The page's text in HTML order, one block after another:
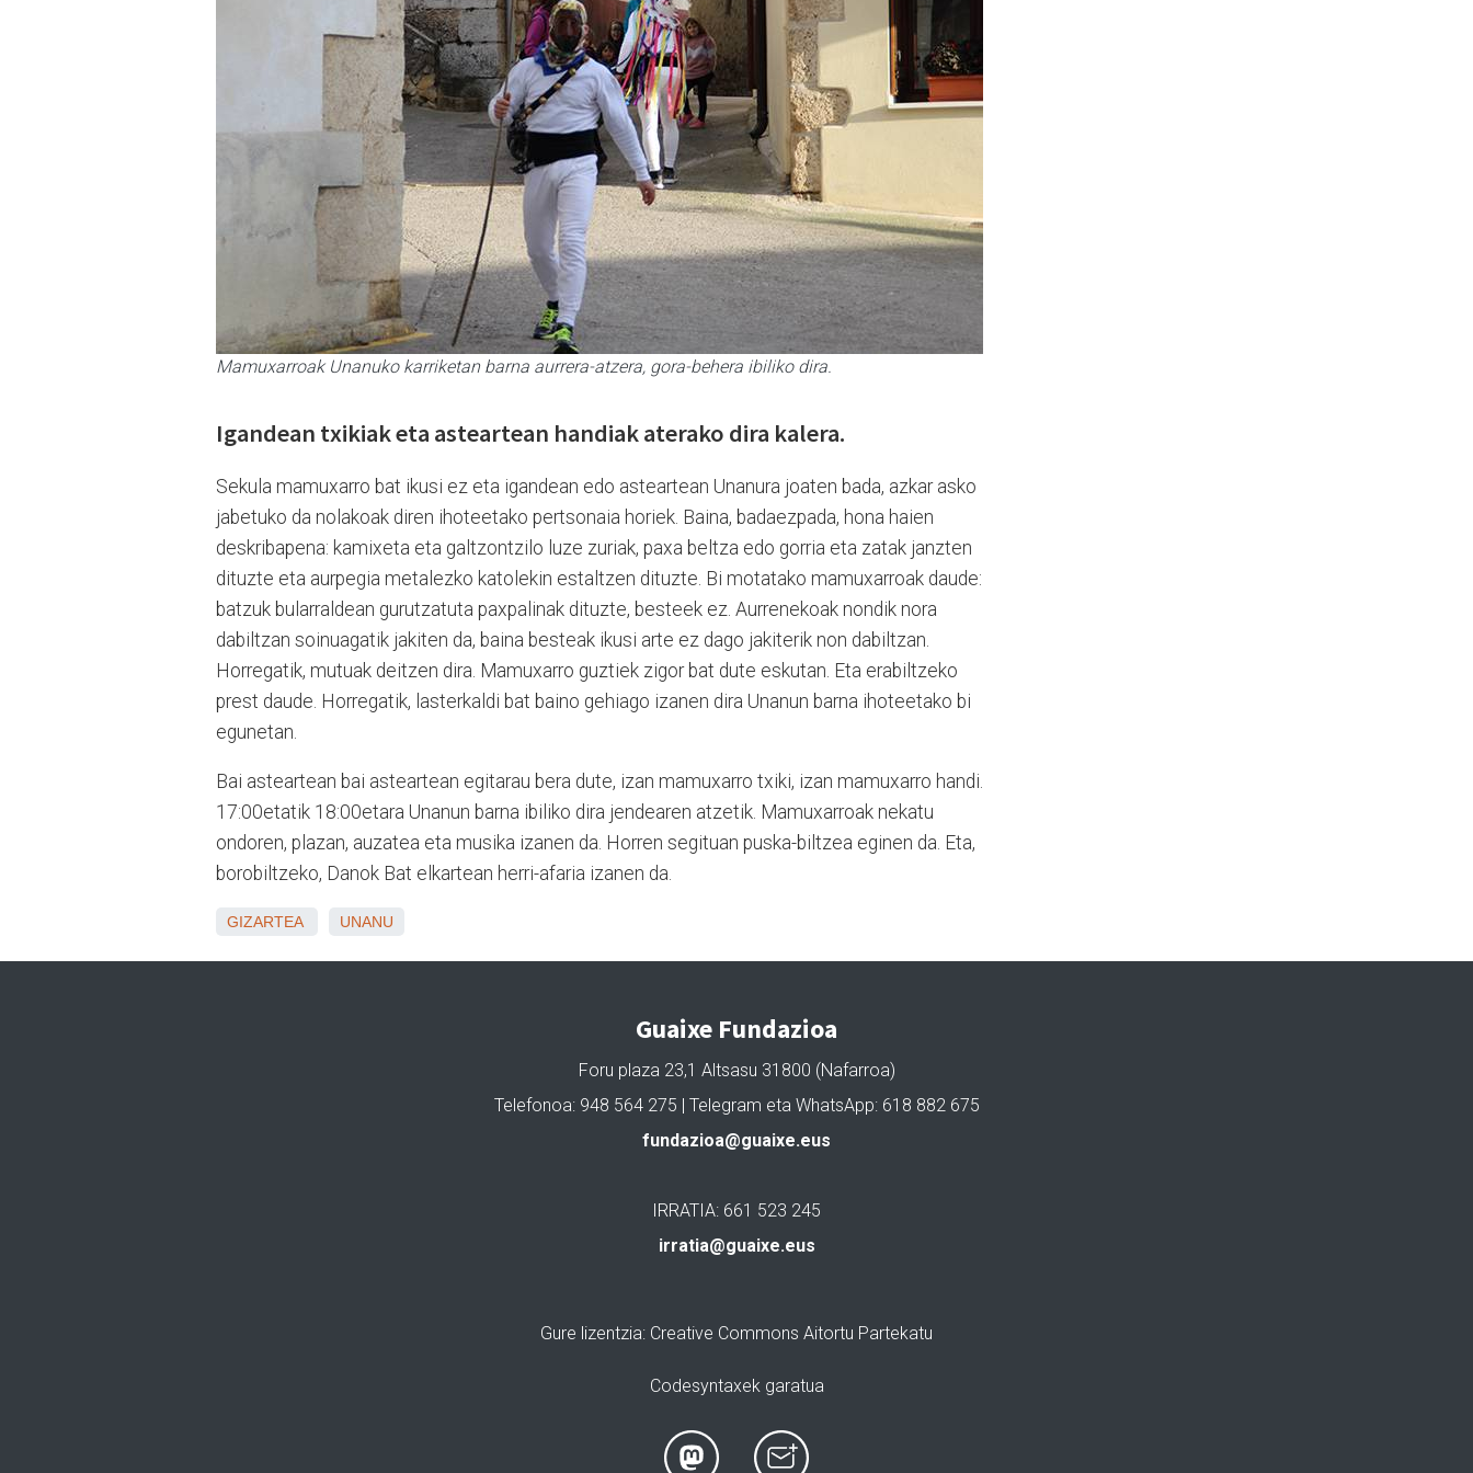
Mamuxarroak Unanuko karriketan barna aurrera-atzera, gora-behera ibiliko dira.
Igandean txikiak eta asteartean handiak aterako dira kalera.
Sekula mamuxarro bat ikusi ez eta igandean edo asteartean Unanura joaten bada, azkar asko
jabetuko da nolakoak diren ihoteetako pertsonaia horiek. Baina, badaezpada, hona haien
deskribapena: kamixeta eta galtzontzilo luze zuriak, paxa beltza edo gorria eta zatak janzten
dituzte eta aurpegia metalezko katolekin estaltzen dituzte. Bi motatako mamuxarroak daude:
batzuk bularraldean gurutzatuta paxpalinak dituzte, besteek ez. Aurrenekoak nondik nora
dabiltzan soinuagatik jakiten da, baina besteak ikusi arte ez dago jakiterik non dabiltzan.
Horregatik, mutuak deitzen dira. Mamuxarro guztiek zigor bat dute eskutan. Eta erabiltzeko
prest daude. Horregatik, lasterkaldi bat baino gehiago izanen dira Unanun barna ihoteetako bi
egunetan.
Bai asteartean bai asteartean egitarau bera dute, izan mamuxarro txiki, izan mamuxarro handi.
17:00etatik 18:00etara Unanun barna ibiliko dira jendearen atzetik. Mamuxarroak nekatu
ondoren, plazan, auzatea eta musika izanen da. Horren segituan puska-biltzea eginen da. Eta,
borobiltzeko, Danok Bat elkartean herri-afaria izanen da.
GIZARTEA UNANU
Guaixe Fundazioa
Foru plaza 23,1 Altsasu 31800 (Nafarroa)
Telefonoa: 948 564 275 | Telegram eta WhatsApp: 618 882 675
fundazioa@guaixe.eus
IRRATIA: 661 523 245
irratia@guaixe.eus
Gure lizentzia: Creative Commons Aitortu Partekatu
Codesyntaxek garatua